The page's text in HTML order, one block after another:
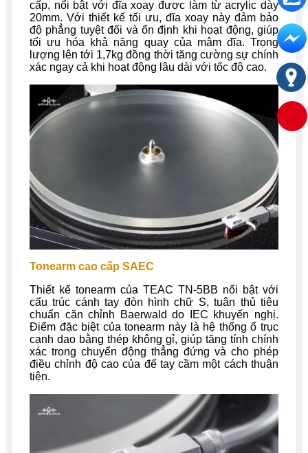
cấp, nổi bật với đĩa xoay được làm từ acrylic dày
20mm. Với thiết kế tối ưu, đĩa xoay này đảm bảo
độ phẳng tuyệt đối và ổn định khi hoạt động, giúp
tối ưu hóa khả năng quay của mâm đĩa. Trọng
lượng lên tới 1,7kg đồng thời tăng cường sự chính
xác ngay cả khi hoạt động lâu dài với tốc độ cao.
Tonearm cao cấp SAEC
Thiết kế tonearm của TEAC TN-5BB nổi bật với
cấu trúc cánh tay đòn hình chữ S, tuân thủ tiêu
chuẩn căn chỉnh Baerwald do IEC khuyến nghị.
Điểm đặc biệt của tonearm này là hệ thống ổ trục
cạnh dao bằng thép không gỉ, giúp tăng tính chính
xác trong chuyển động thẳng đứng và cho phép
điều chỉnh độ cao của đế tay cầm một cách thuận
tiện.